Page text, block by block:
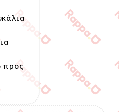
προς